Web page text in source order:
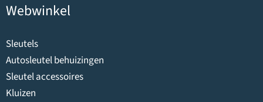
Webwinkel
Sleutels
Autosleutel behuizingen
Sleutel accessoires
Kluizen